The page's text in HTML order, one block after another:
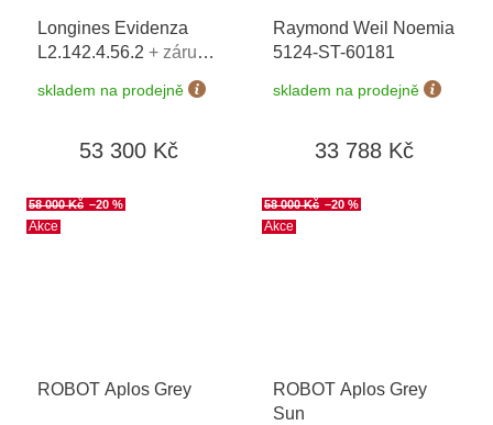
Longines Evidenza
L2.142.4.56.2 + záruka
5 let + možnost výměny
do 90 dní
skladem na prodejně
53 300 Kč
Raymond Weil Noemia
5124-ST-60181
skladem na prodejně
33 788 Kč
Akce
58 000 Kč –20 %
ROBOT Aplos Grey
Akce
58 000 Kč –20 %
ROBOT Aplos Grey
Sun